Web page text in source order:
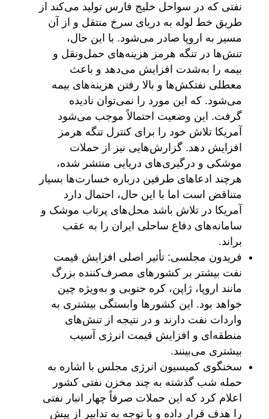
نفتی که در سواحل خلیج فارس تولید می‌کند از
طریق خط لوله به دریای سرخ منتقل و از آن
مسیر به اروپا صادر می‌شود. با این حال،
تنش‌ها در تنگه هرمز هزینه‌های حمل‌ونقل و
بیمه را به‌شدت افزایش می‌دهد و باعث
معطلی نفتکش‌ها و بالا رفتن هزینه‌های بیمه
می‌شود. که این مورد را نمی‌توان نادیده
گرفت. این وضعیت احتمالاً موجب می‌شود
آمریکا تلاش خود را برای کنترل تنگه هرمز
افزایش دهد. گزارش‌هایی نیز از حملات
موشکی و درگیری‌های دریایی منتشر شده،
هرچند ادعاهای طرفین درباره خسارت‌ها بسیار
متناقض است اما با این حال، احتمال دارد
آمریکا در تلاش باشد محل‌های پرتاب موشک و
سامانه‌های دفاع ساحلی ایران را به عقب
براند.
فریدون مجلسی: تأثیر اصلی افزایش قیمت
نفت بیشتر بر کشورهای مصرف‌کننده بزرگ
مانند اروپا، ژاپن، کره جنوبی و به‌ویژه چین
خواهد بود. این کشورها وابستگی بیشتری به
واردات نفت دارند و در نتیجه از تنش‌های
منطقه‌ای و افزایش قیمت انرژی آسیب
بیشتری می‌بینند.
سخنگوی کمیسیون انرژی مجلس با اشاره به
حمله شب گذشته به چند مخزن نفتی کشور
اعلام کرد که این حملات صرفاً چهار انبار نفتی
را هدف قرار داده و با توجه به تدابیر از پیش